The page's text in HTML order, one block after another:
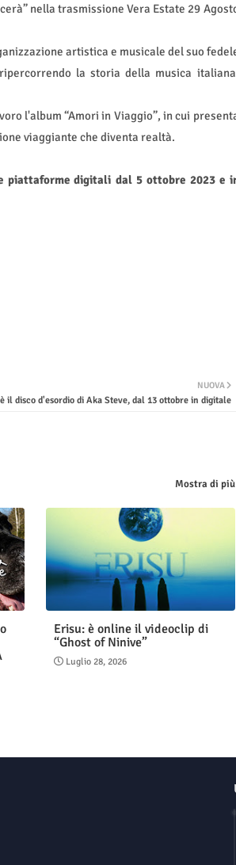
nella trasmissione Vera Estate 29
artistica e musicale del suo
la storia della musica
l'album “Amori in Viaggio”, in cui
viaggiante che diventa realtà.
piattaforme digitali dal 5 ottobre 2023 e
NUOVA
il disco d'esordio di Aka Steve, dal 13 ottobre in digitale
Mostra di più
Erisu: è online il videoclip di
“Ghost of Ninive”
Luglio 28, 2026